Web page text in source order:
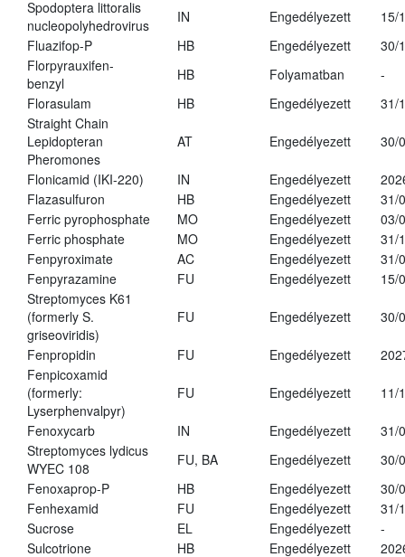
Spodoptera littoralis
nucleopolyhedrovirus
IN Engedélyezett
15/
Fluazifop-P
HB Engedélyezett
30/
Florpyrauxifen-
benzyl
HB Folyamatban
-
Florasulam
HB Engedélyezett
31/
Straight Chain
Lepidopteran
Pheromones
AT Engedélyezett 30/
Flonicamid (IKI-220) IN Engedélyezett
Flazasulfuron
HB Engedélyezett
31/
Ferric pyrophosphate
MO Engedélyezett
03/
Ferric phosphate
MO Engedélyezett
31/
Fenpyroximate
AC Engedélyezett
31/
Fenpyrazamine
FU Engedélyezett
15/
Streptomyces K61
(formerly S.
griseoviridis)
FU Engedélyezett 30/
Fenpropidin FU Engedélyezett
Fenpicoxamid
(formerly:
Lyserphenvalpyr)
FU Engedélyezett 11/
Fenoxycarb IN Engedélyezett
31/
Streptomyces lydicus
WYEC 108
FU, BA Engedélyezett
30/
Fenoxaprop-P
HB Engedélyezett
30/
Fenhexamid
FU Engedélyezett
31/
Sucrose
EL Engedélyezett
-
Sulcotrione
HB Engedélyezett